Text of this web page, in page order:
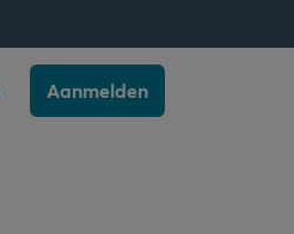
Aanmelden